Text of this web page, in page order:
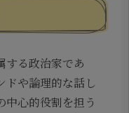
する政治家であ
ドや論理的な話し
心的役割を担う